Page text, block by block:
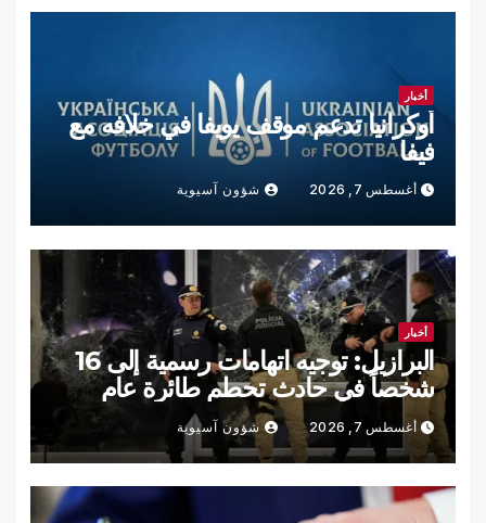
أخبار
أوكرانيا تدعم موقف يويفا في خلافه مع
فيفا
أغسطس 7, 2026 شؤون آسيوية
أخبار
البرازيل: توجيه اتهامات رسمية إلى 16
شخصاً في حادث تحطم طائرة عام
2024
أغسطس 7, 2026 شؤون آسيوية